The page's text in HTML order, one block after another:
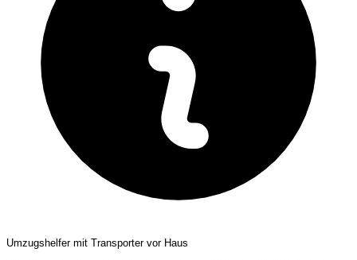
Umzugshelfer mit Transporter vor Haus